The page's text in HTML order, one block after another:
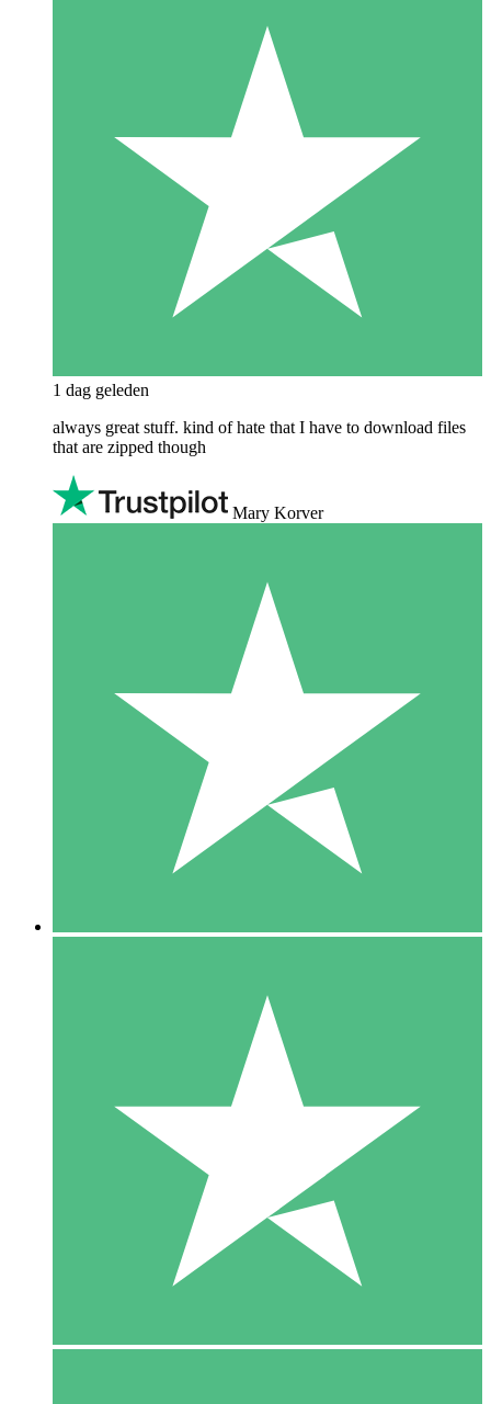
1 dag geleden
always great stuff. kind of hate that I have to download files
that are zipped though
Mary Korver